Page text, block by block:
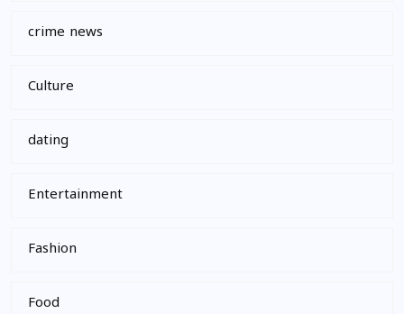
crime news
Culture
dating
Entertainment
Fashion
Food